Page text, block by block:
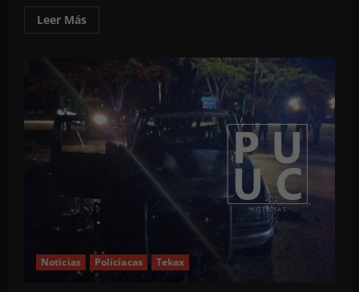
Leer MásLeer
más
Imparten
pláticas
para
la
prevención
de
adicciones
en
jóvenes
de
secundaria
en
Peto
Noticias Policíacas Tekax